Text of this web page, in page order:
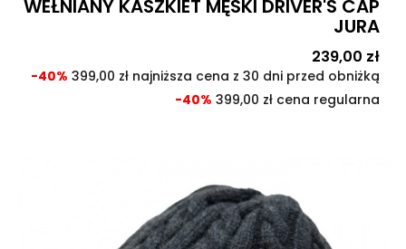
WEŁNIANY KASZKIET MĘSKI DRIVER'S CAP
JURA
Cena
239,00 zł
-40% 399,00 zł najniższa cena z 30 dni przed obniżką
-40% 399,00 zł cena regularna